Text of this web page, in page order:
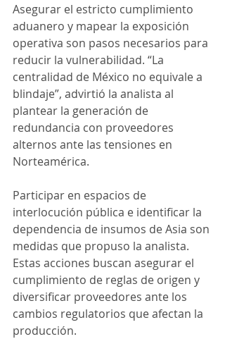
Asegurar el estricto cumplimiento
aduanero y mapear la exposición
operativa son pasos necesarios para
reducir la vulnerabilidad. “La
centralidad de México no equivale a
blindaje”, advirtió la analista al
plantear la generación de
redundancia con proveedores
alternos ante las tensiones en
Norteamérica.
Participar en espacios de
interlocución pública e identificar la
dependencia de insumos de Asia son
medidas que propuso la analista.
Estas acciones buscan asegurar el
cumplimiento de reglas de origen y
diversificar proveedores ante los
cambios regulatorios que afectan la
producción.